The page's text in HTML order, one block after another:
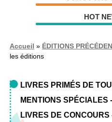
HOT
Accueil » ÉDITIONS
les éditions
LIVRES PRIMÉS DE
MENTIONS SPÉCIALES
LIVRES DE